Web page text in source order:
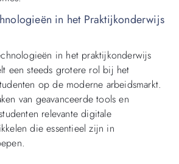
in het Praktijkonderwijs
in het praktijkonderwijs
een steeds grotere rol bij het
op de moderne arbeidsmarkt.
van geavanceerde tools en
relevante digitale
die essentieel zijn in